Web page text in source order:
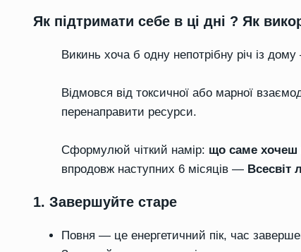
Як підтримати себе в ці дні ? Як
Викинь хоча б одну непотрібну річ із
Відмовся від токсичної або марної
перенаправити ресурси.
Сформулюй чіткий намір: що саме хочеш
впродовж наступних 6 місяців — Всесвіт
1. Завершуйте старе
Повня — це енергетичний пік, час